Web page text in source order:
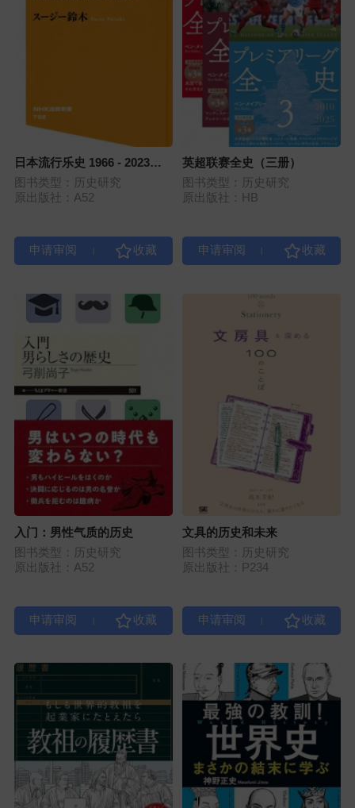
日本流行乐史 1966 - 2023：
那些音乐人，究竟伟大在何
处？
图书类型：历史研究
原出版社：A52
英超联赛全史（三册）
图书类型：历史研究
原出版社：HB
入门：男性气质的历史
图书类型：历史研究
原出版社：A52
文具的历史和未来
图书类型：历史研究
原出版社：P234